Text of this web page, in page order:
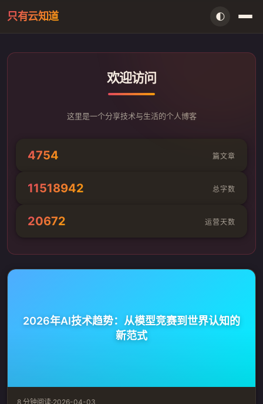
只有云知道 🌓
欢迎访问
这里是一个分享技术与生活的个人博客
4754 篇文章
11518942 总字数
20672 运营天数
2026年AI技术趋势：从模型竞赛到世界认知的
新范式
8 分钟阅读·2026-04-03